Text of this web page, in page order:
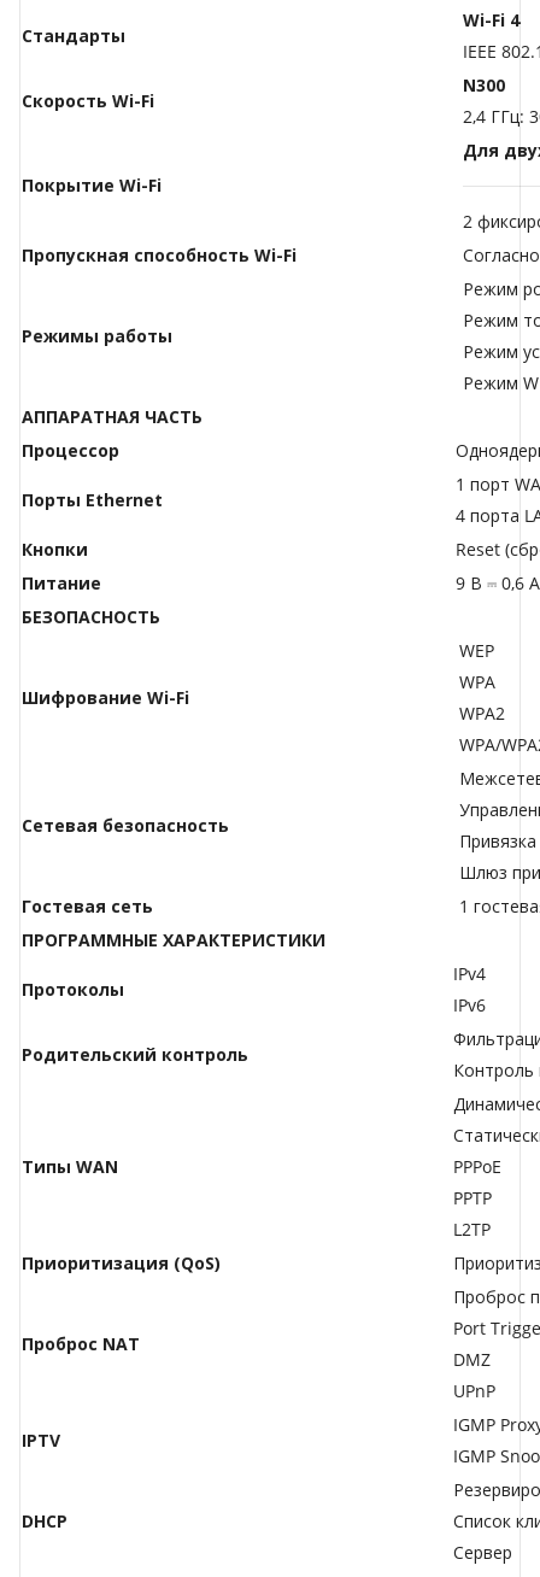
Стандарты
Wi-Fi 4
IEEE
Скорость Wi-Fi
N300
2,4 ГГц:
Покрытие Wi-Fi
Для
2
Пропускная способность Wi-Fi
Режимы работы
Режим
Режим
Режим
Режим
АППАРАТНАЯ ЧАСТЬ
Процессор
Порты Ethernet
1 порт
4 порта
Кнопки
Reset
Питание
9 В ⎓ 0,6 А
БЕЗОПАСНОСТЬ
Шифрование Wi-Fi
WEP
WPA
WPA2
WPA/
Сетевая безопасность
Шлюз
Гостевая сеть
1
ПРОГРАММНЫЕ ХАРАКТЕРИСТИКИ
Протоколы
IPv4
IPv6
Родительский контроль
Контроль
Типы WAN
PPPoE
PPTP
L2TP
Приоритизация (QoS)
Проброс NAT
Проброс
Port
DMZ
UPnP
IPTV
IGMP
IGMP
DHCP
Список
Сервер